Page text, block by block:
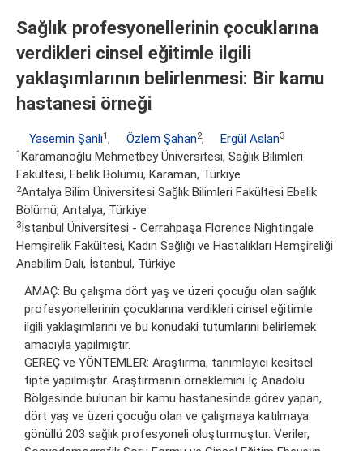
Sağlık profesyonellerinin çocuklarına
verdikleri cinsel eğitimle ilgili
yaklaşımlarının belirlenmesi: Bir kamu
hastanesi örneği
Yasemin Şanlı1, Özlem Şahan2, Ergül Aslan3
1Karamanoğlu Mehmetbey Üniversitesi, Sağlık Bilimleri
Fakültesi, Ebelik Bölümü, Karaman, Türkiye
2Antalya Bilim Üniversitesi Sağlık Bilimleri Fakültesi Ebelik
Bölümü, Antalya, Türkiye
3İstanbul Üniversitesi - Cerrahpaşa Florence Nightingale
Hemşirelik Fakültesi, Kadın Sağlığı ve Hastalıkları Hemşireliği
Anabilim Dalı, İstanbul, Türkiye
AMAÇ: Bu çalışma dört yaş ve üzeri çocuğu olan sağlık
profesyonellerinin çocuklarına verdikleri cinsel eğitimle
ilgili yaklaşımlarını ve bu konudaki tutumlarını belirlemek
amacıyla yapılmıştır.
GEREÇ ve YÖNTEMLER: Araştırma, tanımlayıcı kesitsel
tipte yapılmıştır. Araştırmanın örneklemini İç Anadolu
Bölgesinde bulunan bir kamu hastanesinde görev yapan,
dört yaş ve üzeri çocuğu olan ve çalışmaya katılmaya
gönüllü 203 sağlık profesyoneli oluşturmuştur. Veriler,